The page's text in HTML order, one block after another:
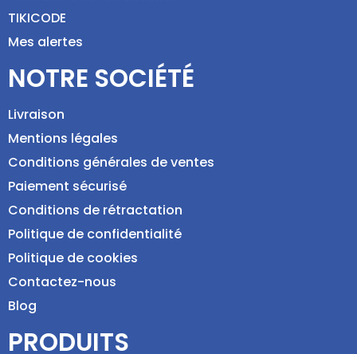
TIKICODE
Mes alertes
NOTRE SOCIÉTÉ
Livraison
Mentions légales
Conditions générales de ventes
Paiement sécurisé
Conditions de rétractation
Politique de confidentialité
Politique de cookies
Contactez-nous
Blog
PRODUITS